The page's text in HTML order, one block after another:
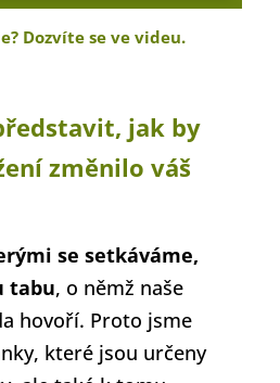
Dozvíte se ve videu.
jak by
změnilo váš
se setkáváme,
tabu, o němž naše
hovoří. Proto jsme
které jsou určeny